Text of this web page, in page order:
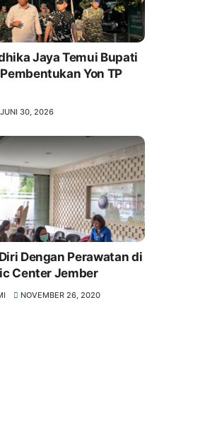
Jaya Temui Bupati
Yon TP
JUNI 30, 2026
Dengan Perawatan di
Center Jember
NOVEMBER 26, 2020